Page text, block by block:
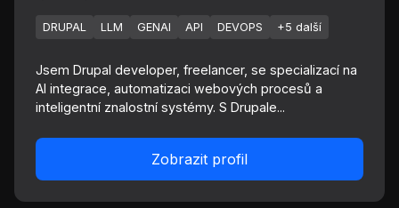
DRUPAL LLM GENAI API DEVOPS +5 další
Jsem Drupal developer, freelancer, se specializací na
AI integrace, automatizaci webových procesů a
inteligentní znalostní systémy. S Drupale...
Zobrazit profil